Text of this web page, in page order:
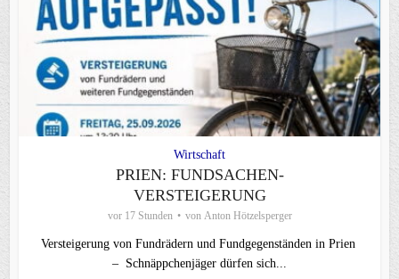
Wirtschaft
PRIEN: FUNDSACHEN-
VERSTEIGERUNG
vor 17 Stunden von Anton Hötzelsperger
Versteigerung von Fundrädern und Fundgegenständen in Prien
– Schnäppchenjäger dürfen sich...